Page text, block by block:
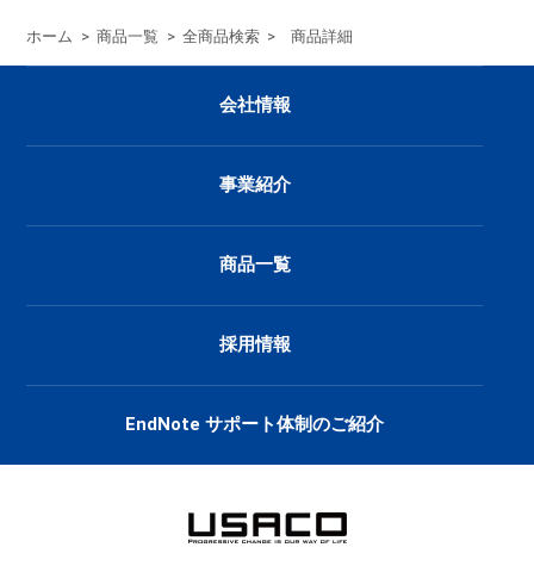
ホーム > 商品一覧 > 全商品検索 > 商品詳細
会社情報
事業紹介
商品一覧
採用情報
EndNote サポート体制のご紹介